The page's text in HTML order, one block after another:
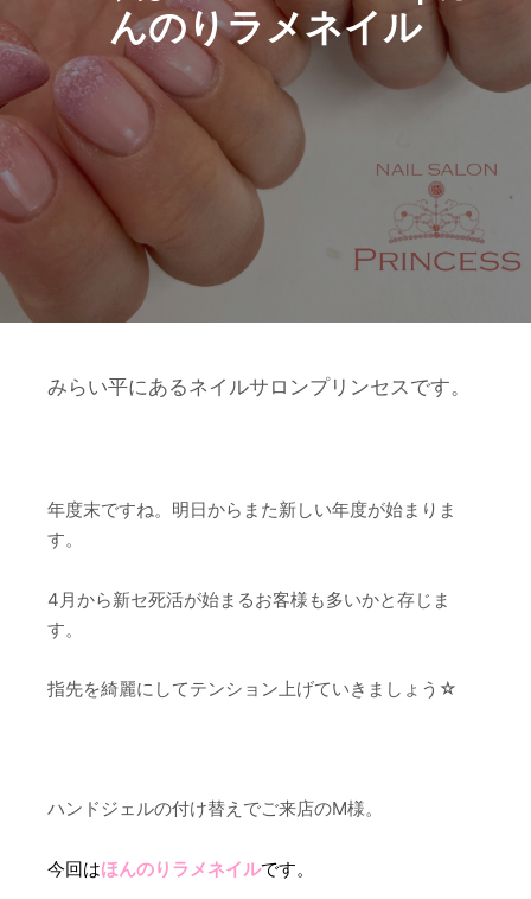
んのりラメネイル
みらい平にあるネイルサロンプリンセスです。
年度末ですね。明日からまた新しい年度が始まりま
す。
4月から新セ死活が始まるお客様も多いかと存じま
す。
指先を綺麗にしてテンション上げていきましょう☆
ハンドジェルの付け替えでご来店のM様。
今回はほんのりラメネイルです。